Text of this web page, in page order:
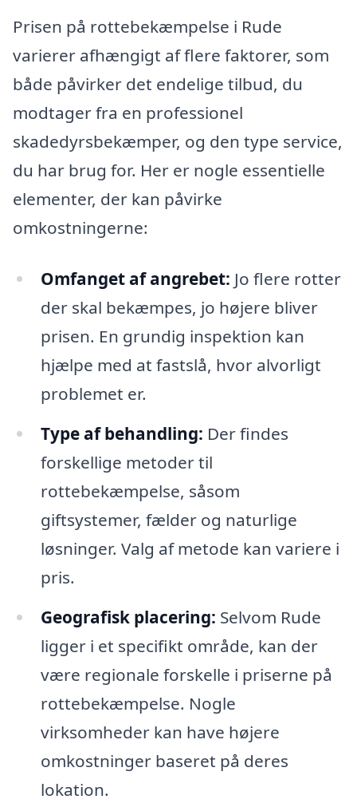
Prisen på rottebekæmpelse i Rude
varierer afhængigt af flere faktorer, som
både påvirker det endelige tilbud, du
modtager fra en professionel
skadedyrsbekæmper, og den type service,
du har brug for. Her er nogle essentielle
elementer, der kan påvirke
omkostningerne:
Omfanget af angrebet: Jo flere rotter
der skal bekæmpes, jo højere bliver
prisen. En grundig inspektion kan
hjælpe med at fastslå, hvor alvorligt
problemet er.
Type af behandling: Der findes
forskellige metoder til
rottebekæmpelse, såsom
giftsystemer, fælder og naturlige
løsninger. Valg af metode kan variere i
pris.
Geografisk placering: Selvom Rude
ligger i et specifikt område, kan der
være regionale forskelle i priserne på
rottebekæmpelse. Nogle
virksomheder kan have højere
omkostninger baseret på deres
lokation.